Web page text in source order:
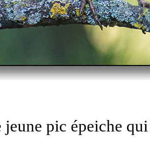
jeune pic épeiche